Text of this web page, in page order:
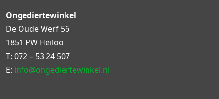
Ongediertewinkel
De Oude Werf 56
1851 PW Heiloo
T: 072 – 53 24 507
E: info@ongediertewinkel.nl